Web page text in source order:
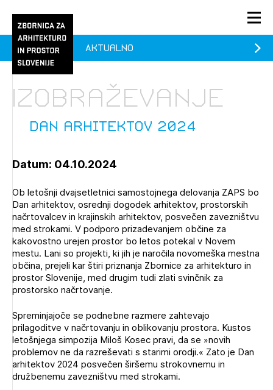
PRIJAVA
Praksa
O ZAPS
1/1
Pozdravljeni
Prijavite se s svojim ZAPS uporabniškim imenom in geslom.
PRIJAVITE SE
POZABLJENO GESLO
REGISTRIRAJTE SE
Dan arhitektov 2024
Izobraževanje
Aktualno
Datum: 04.10.2024
Ob letošnji dvajsetletnici samostojnega delovanja ZAPS bo
Dan arhitektov, osrednji dogodek arhitektov, prostorskih
načrtovalcev in krajinskih arhitektov, posvečen zavezništvu
med strokami. V podporo prizadevanjem občine za
kakovostno urejen prostor bo letos potekal v Novem
mestu. Lani so projekti, ki jih je naročila novomeška mestna
občina, prejeli kar štiri priznanja Zbornice za arhitekturo in
prostor Slovenije, med drugim tudi zlati svinčnik za
prostorsko načrtovanje.
Spreminjajoče se podnebne razmere zahtevajo
prilagoditve v načrtovanju in oblikovanju prostora. Kustos
letošnjega simpozija Miloš Kosec pravi, da se »novih
problemov ne da razreševati s starimi orodji.« Zato je Dan
arhitektov 2024 posvečen širšemu strokovnemu in
družbenemu zavezništvu med strokami.
1/1
prijava
Vodeni ogled Novega mesta (prostih mest - 0)
Simpozij »Umetnost poslušanja« (prostih mest - 0)
1/2
Prijava na novičnik
Ostanite na tekočem z novicami in se naročite na
Novičnike vam bomo pošiljali na vaš elektronski naslov.
Mesečni novičnik
Novičnik izobraževanj
Novičnik natečajev
Dnevne medijske objave